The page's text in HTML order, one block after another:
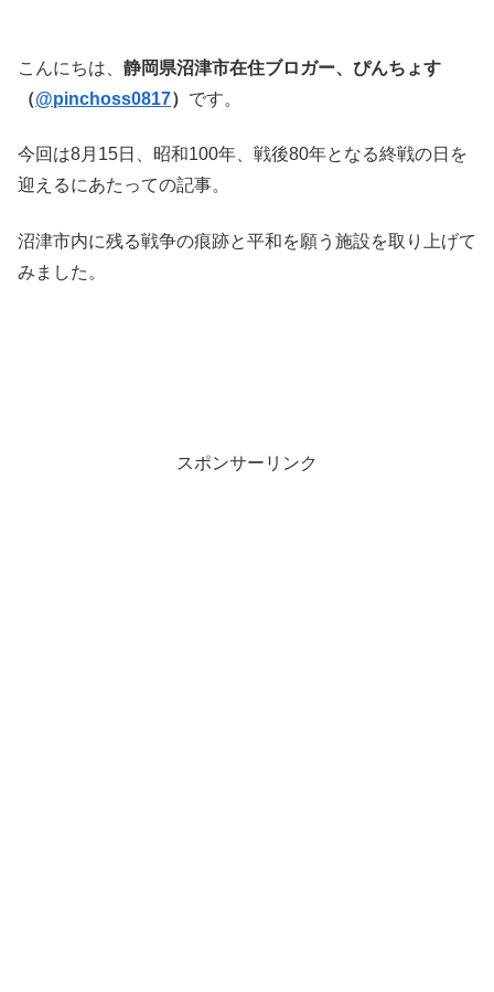
こんにちは、 静岡県沼津市在住ブロガー、ぴんちょす
（@pinchoss0817） です。
今回は8月15日、昭和100年、戦後80年となる終戦の日を
迎えるにあたっての記事。
沼津市内に残る戦争の痕跡と平和を願う施設を取り上げて
みました。
スポンサーリンク